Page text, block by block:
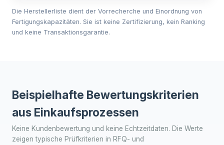
Die Herstellerliste dient der Vorrecherche und Einordnung von
Fertigungskapazitäten. Sie ist keine Zertifizierung, kein Ranking
und keine Transaktionsgarantie.
Beispielhafte Bewertungskriterien
aus Einkaufsprozessen
Keine Kundenbewertung und keine Echtzeitdaten. Die Werte
zeigen typische Prüfkriterien in RFQ- und